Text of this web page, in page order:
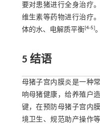
要对患猪进行全身治疗
维生素等药物进行治疗
体的水、电解质平衡[4-5]。
5 结语
母猪子宫内膜炎是一种
响母猪健康，给养殖户
键，在预防母猪子宫内
境卫生、规范助产操作